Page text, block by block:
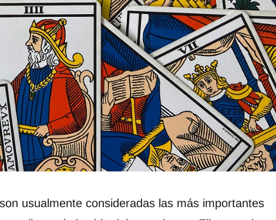
usualmente consideradas las más importantes